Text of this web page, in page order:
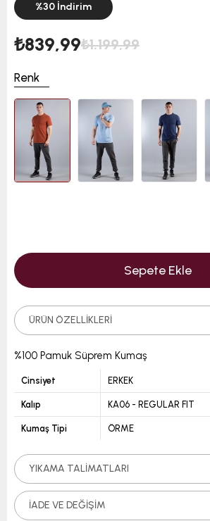
%30 İndirim
₺1.199,99
₺839,99
Renk
ÜRÜN ÖZELLIKLERI
%100 Pamuk Süprem Kumaş
Cinsiyet ERKEK
Kalıp KA06 - REGULAR FIT
Kumaş Tipi ÖRME
YIKAMA TALIMATLARI
İADE VE DEĞIŞIM